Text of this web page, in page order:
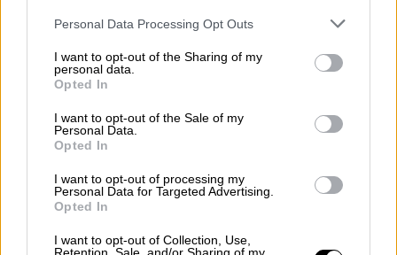
Please note that this website/app uses one or more Google
not limited to your visit or usage behaviour. You may click to
grant or deny consent to Google and its third-party tags to
use your data for below specified purposes in below Google
consent section.
Personal Data Processing Opt Outs
I want to opt-out of the Sharing of my
personal data.
Opted In
I want to opt-out of the Sale of my
Personal Data.
Opted In
I want to opt-out of processing my
Personal Data for Targeted Advertising.
Opted In
I want to opt-out of Collection, Use,
Σινεμά|17.01.2019 23:07
Άρχισε το 4ο Φεστιβάλ Ελληνικού
Κινηματογράφου στο Βερολίνο
Η Μαρία Φαραντούρη «έντυσε» μελωδικά
Μίκη Θεοδωράκη και Ιάκωβου Καμπανέλλη